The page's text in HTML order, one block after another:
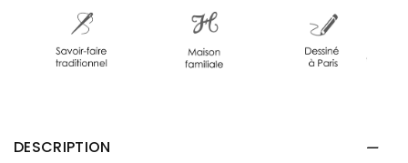
DESCRIPTION